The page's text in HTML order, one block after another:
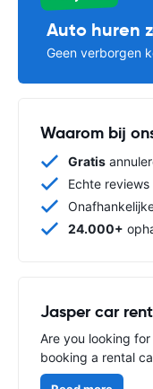
Auto huren
Geen verborgen
Waarom bij
Gratis
Echte reviews
24.000+
Jasper car
Are you looking
booking a rental